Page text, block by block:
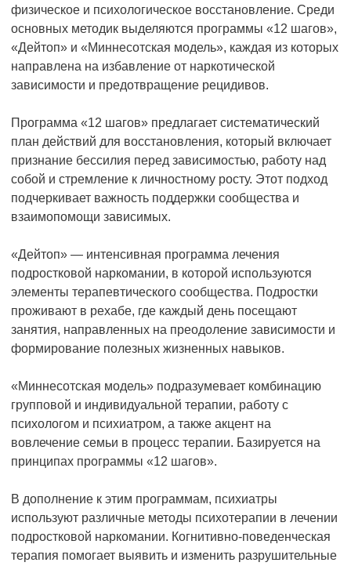
физическое и психологическое восстановление. Среди
основных методик выделяются программы «12 шагов»,
«Дейтоп» и «Миннесотская модель», каждая из которых
направлена на избавление от наркотической
зависимости и предотвращение рецидивов.
Программа «12 шагов» предлагает систематический
план действий для восстановления, который включает
признание бессилия перед зависимостью, работу над
собой и стремление к личностному росту. Этот подход
подчеркивает важность поддержки сообщества и
взаимопомощи зависимых.
«Дейтоп» — интенсивная программа лечения
подростковой наркомании, в которой используются
элементы терапевтического сообщества. Подростки
проживают в рехабе, где каждый день посещают
занятия, направленных на преодоление зависимости и
формирование полезных жизненных навыков.
«Миннесотская модель» подразумевает комбинацию
групповой и индивидуальной терапии, работу с
психологом и психиатром, а также акцент на
вовлечение семьи в процесс терапии. Базируется на
принципах программы «12 шагов».
В дополнение к этим программам, психиатры
используют различные методы психотерапии в лечении
подростковой наркомании. Когнитивно-поведенческая
терапия помогает выявить и изменить разрушительные